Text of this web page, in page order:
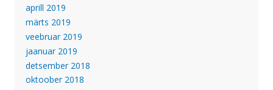
aprill 2019
märts 2019
veebruar 2019
jaanuar 2019
detsember 2018
oktoober 2018